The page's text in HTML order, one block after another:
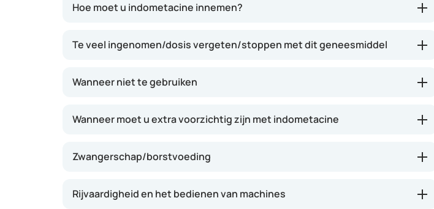
spelen bij ontstekingen en pijn. Hierdoor kunnen zwelling, roodheid en pijn
minder hinder ondervindt van uw gewrichten. Het geneesmiddel werkt meestal
Indometacine kan vooral nuttig zijn bij plotse opstoten van gewrichtspijn of bij
langdurige gewrichtsproblemen.
Hoe moet u indometacine innemen?
Te veel ingenomen/dosis vergeten/stoppen met dit geneesmiddel
Wanneer niet te gebruiken
Wanneer moet u extra voorzichtig zijn met indometacine
Zwangerschap/borstvoeding
Rijvaardigheid en het bedienen van machines